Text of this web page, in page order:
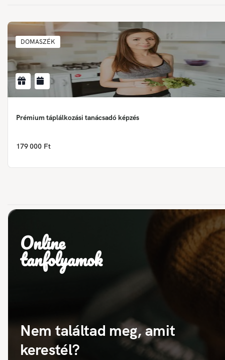
DOMASZÉK
Prémium táplálkozási tanácsadó képzés
179 000 Ft
Online
tanfolyamok
Nem találtad meg, amit
kerestél?